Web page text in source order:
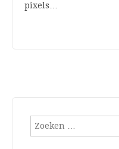
pixels…
Zoeken